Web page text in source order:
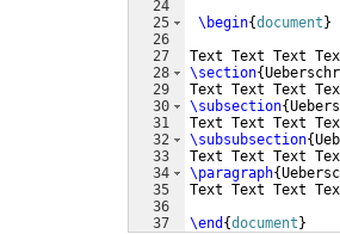
24
25
26
27
28
29
30
31
32
33
34
35
36
37
\begin{document }
Text Text Text
\section{
Text Text Text
\subsection{
Text Text Text
\subsubsection{
Text Text Text
\paragraph{
Text Text Text
\end {document }